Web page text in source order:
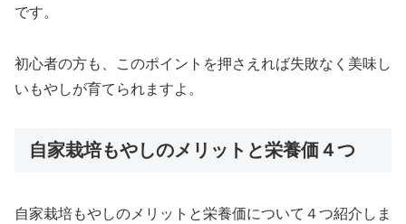
です。
初心者の方も、このポイントを押さえれば失敗なく美味し
いもやしが育てられますよ。
自家栽培もやしのメリットと栄養価４つ
自家栽培もやしのメリットと栄養価について４つ紹介しま